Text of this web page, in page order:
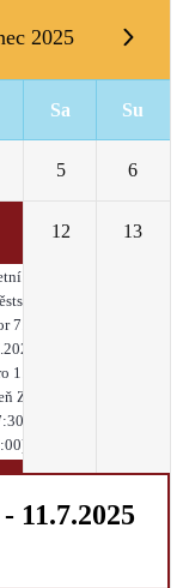
2025
Sa Su
5 6
7. -
1.
ZŠ)
12 13
11.7.2025